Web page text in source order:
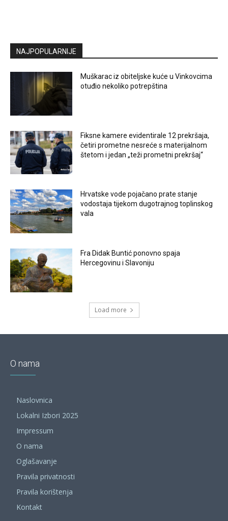
NAJPOPULARNIJE
Muškarac iz obiteljske kuće u Vinkovcima
otuđio nekoliko potrepština
Fiksne kamere evidentirale 12 prekršaja,
četiri prometne nesreće s materijalnom
štetom i jedan „teži prometni prekršaj“
Hrvatske vode pojačano prate stanje
vodostaja tijekom dugotrajnog toplinskog
vala
Fra Didak Buntić ponovno spaja
Hercegovinu i Slavoniju
Load more
O nama
Naslovnica
Lokalni Izbori 2025
Impressum
O nama
Oglašavanje
Pravila privatnosti
Pravila korištenja
Kontakt